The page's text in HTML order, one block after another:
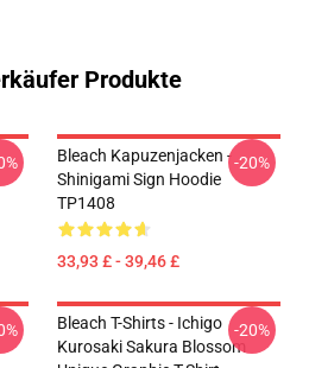
Produkte
Bleach Kapuzenjacken -
Shinigami Sign Hoodie
TP1408
33,93 £ - 39,46 £
-20%
Bleach T-Shirts - Ichigo
Kurosaki Sakura Blossom
-20%